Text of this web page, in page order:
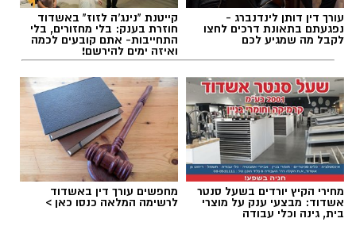
תגים:נבחרת השחמט אשדוד
לאורך כל יום המשחקים הציגו שחקני אשדוד יכולת
מנטלית ומקצועית יוצאת דופן. אל הסיבוב השישי
והאחרון הגיעה הנבחרת כשהיא נלחמת ראש
בראש על התואר הלאומי. במשחק מותח ומכריע
גברו השחקנים הצעירים על קבוצת "שחמט לכל",
עורך דין דותן לינדנברג -
נפגעתם בתאונת דרכים לחצו
לקבל מה שמגיע לכם
קייטנת "נינג'ה לזוז" באשדוד
חוזרת בענק: בלי מחזורים, בלי
התחייבות- אתם קובעים לכמה
ואיזה ימים להירשם!
מחירי הקיץ יורדים בשעל סנטר
אשדוד: מבצעי ענק על מוצרי
בית, גינה וכלי עבודה
מחפשים עורך דין באשדוד
לרשימה המלאה כנסו כאן >